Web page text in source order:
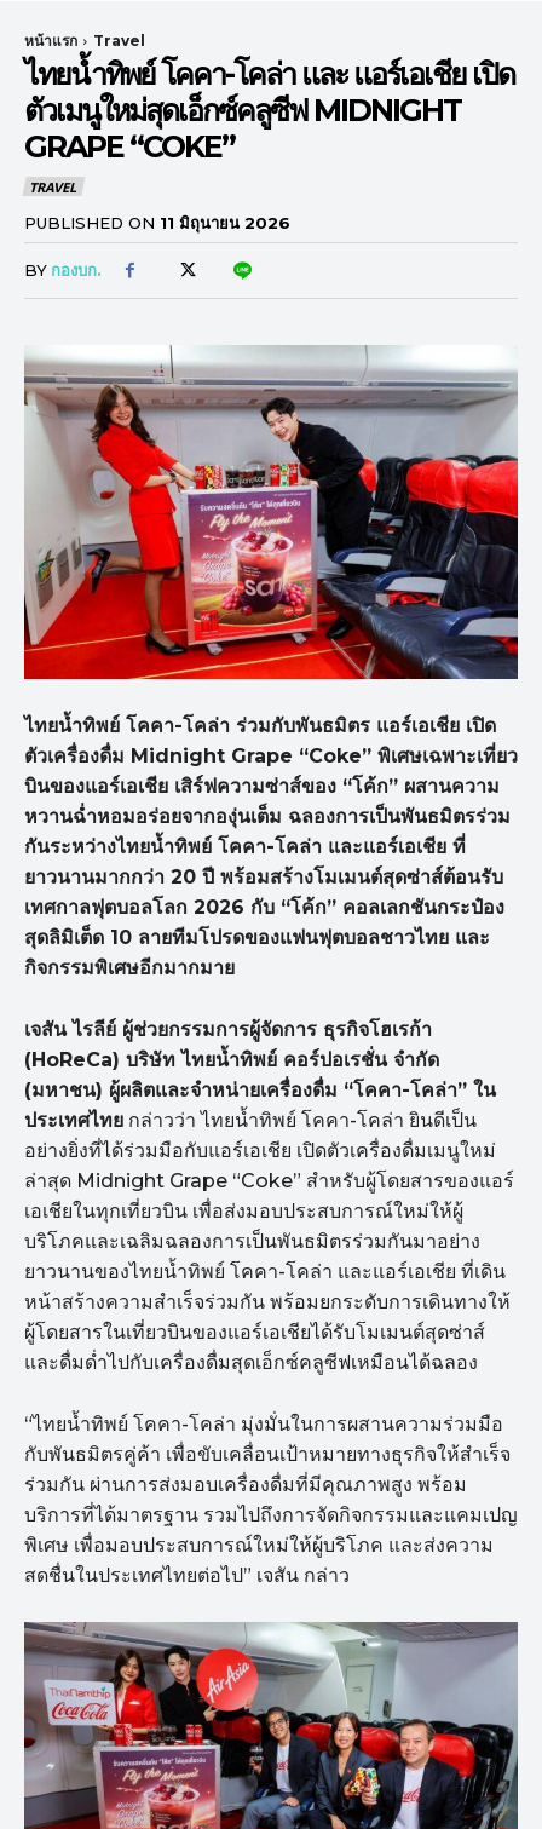
หน้าแรก Travel
ไทยน้ำทิพย์ โคคา-โคล่า และ แอร์เอเชีย เปิด
ตัวเมนูใหม่สุดเอ็กซ์คลูซีฟ MIDNIGHT
GRAPE “COKE”
TRAVEL
PUBLISHED ON 11 มิถุนายน 2026
BY กองบก.
ไทยน้ำทิพย์ โคคา-โคล่า ร่วมกับพันธมิตร แอร์เอเชีย เปิด
ตัวเครื่องดื่ม Midnight Grape “Coke” พิเศษเฉพาะเที่ยว
บินของแอร์เอเชีย เสิร์ฟความซ่าส์ของ “โค้ก” ผสานความ
หวานฉ่ำหอมอร่อยจากองุ่นเต็ม ฉลองการเป็นพันธมิตรร่วม
กันระหว่างไทยน้ำทิพย์ โคคา-โคล่า และแอร์เอเชีย ที่
ยาวนานมากกว่า 20 ปี พร้อมสร้างโมเมนต์สุดซ่าส์ต้อนรับ
เทศกาลฟุตบอลโลก 2026 กับ “โค้ก” คอลเลกชันกระป๋อง
สุดลิมิเต็ด 10 ลายทีมโปรดของแฟนฟุตบอลชาวไทย และ
กิจกรรมพิเศษอีกมากมาย
เจสัน ไรลีย์ ผู้ช่วยกรรมการผู้จัดการ ธุรกิจโฮเรก้า
(HoReCa) บริษัท ไทยน้ำทิพย์ คอร์ปอเรชั่น จำกัด
(มหาชน) ผู้ผลิตและจำหน่ายเครื่องดื่ม “โคคา-โคล่า” ใน
ประเทศไทย กล่าวว่า ไทยน้ำทิพย์ โคคา-โคล่า ยินดีเป็น
อย่างยิ่งที่ได้ร่วมมือกับแอร์เอเชีย เปิดตัวเครื่องดื่มเมนูใหม่
ล่าสุด Midnight Grape “Coke” สำหรับผู้โดยสารของแอร์
เอเชียในทุกเที่ยวบิน เพื่อส่งมอบประสบการณ์ใหม่ให้ผู้
บริโภคและเฉลิมฉลองการเป็นพันธมิตรร่วมกันมาอย่าง
ยาวนานของไทยน้ำทิพย์ โคคา-โคล่า และแอร์เอเชีย ที่เดิน
หน้าสร้างความสำเร็จร่วมกัน พร้อมยกระดับการเดินทางให้
ผู้โดยสารในเที่ยวบินของแอร์เอเชียได้รับโมเมนต์สุดซ่าส์
และดื่มด่ำไปกับเครื่องดื่มสุดเอ็กซ์คลูซีฟเหมือนได้ฉลอง
“ไทยน้ำทิพย์ โคคา-โคล่า มุ่งมั่นในการผสานความร่วมมือ
กับพันธมิตรคู่ค้า เพื่อขับเคลื่อนเป้าหมายทางธุรกิจให้สำเร็จ
ร่วมกัน ผ่านการส่งมอบเครื่องดื่มที่มีคุณภาพสูง พร้อม
บริการที่ได้มาตรฐาน รวมไปถึงการจัดกิจกรรมและแคมเปญ
พิเศษ เพื่อมอบประสบการณ์ใหม่ให้ผู้บริโภค และส่งความ
สดชื่นในประเทศไทยต่อไป” เจสัน กล่าว